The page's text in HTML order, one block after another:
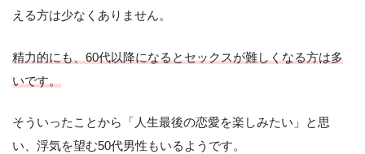
える方は少なくありません。
精力的にも、60代以降になるとセックスが難しくなる方は多
いです。
そういったことから「人生最後の恋愛を楽しみたい」と思
い、浮気を望む50代男性もいるようです。